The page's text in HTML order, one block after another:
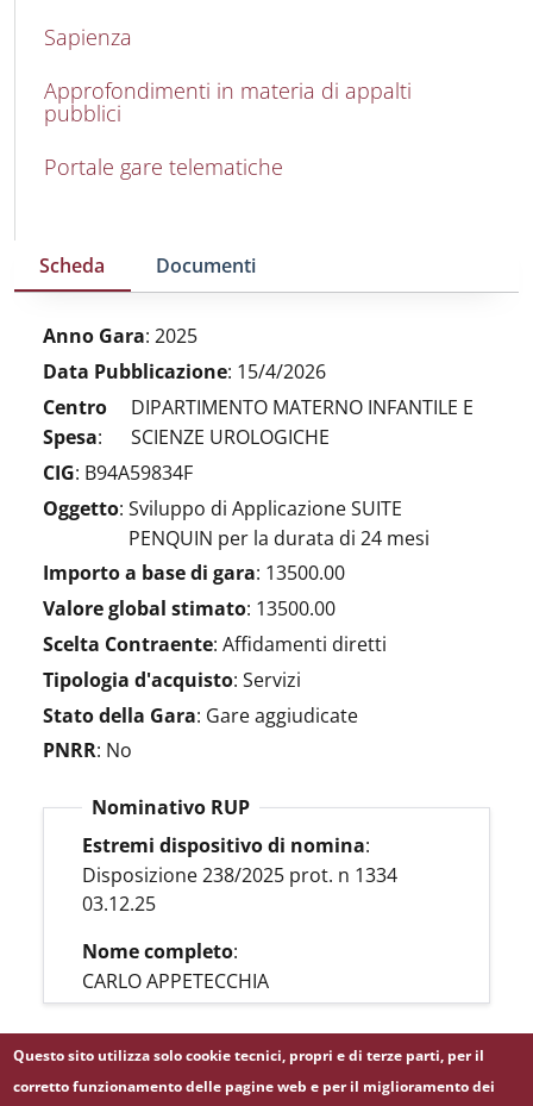
Sapienza
Approfondimenti in materia di appalti
pubblici
Portale gare telematiche
Scheda Documenti
Anno Gara: 2025
Data Pubblicazione: 15/4/2026
Centro
Spesa:
DIPARTIMENTO MATERNO INFANTILE E
SCIENZE UROLOGICHE
CIG: B94A59834F
Oggetto: Sviluppo di Applicazione SUITE
PENQUIN per la durata di 24 mesi
Importo a base di gara: 13500.00
Valore global stimato: 13500.00
Scelta Contraente: Affidamenti diretti
Tipologia d'acquisto: Servizi
Stato della Gara: Gare aggiudicate
PNRR: No
Nominativo RUP
Estremi dispositivo di nomina:
Disposizione 238/2025 prot. n 1334
03.12.25
Nome completo:
CARLO APPETECCHIA
Questo sito utilizza solo cookie tecnici, propri e di terze parti, per il
corretto funzionamento delle pagine web e per il miglioramento dei